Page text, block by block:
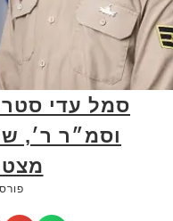
סמל עדי
וסמ״ר ר׳,
פורסם: